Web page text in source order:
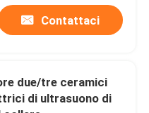
Contattaci
due/tre ceramici
di ultrasuono di